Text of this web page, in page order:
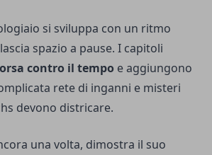
si sviluppa con un ritmo
spazio a pause. I capitoli
contro il tempo e aggiungono
rete di inganni e misteri
devono districare.
una volta, dimostra il suo